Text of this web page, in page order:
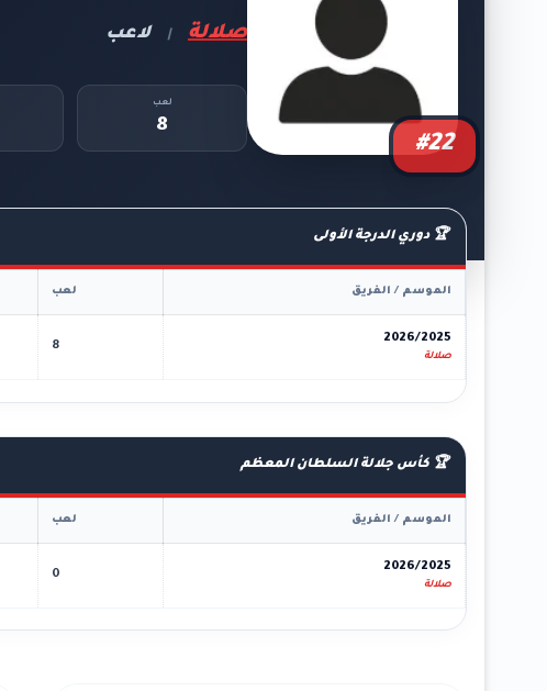
#22
صلالة | لاعب
لعب
8
🏆 دوري الدرجة الأولى
الموسم / الفريق لعب
2026/2025
صلالة
8
🏆 كأس جلالة السلطان المعظم
الموسم / الفريق لعب
2026/2025
صلالة
0